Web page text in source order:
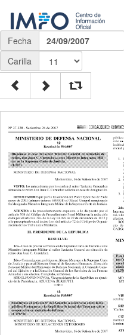
Fecha
24/09/2007
Carilla